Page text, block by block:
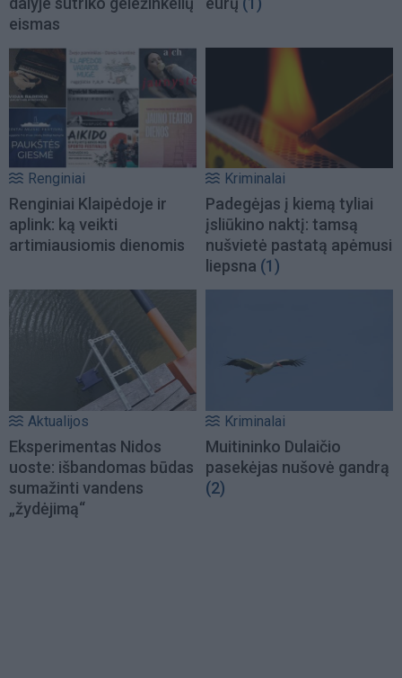
eismas
Renginiai
Renginiai Klaipėdoje ir
aplink: ką veikti
artimiausiomis dienomis
Kriminalai
Padegėjas į kiemą tyliai
įsliūkino naktį: tamsą
nušvietė pastatą apėmusi
liepsna (1)
Aktualijos
Eksperimentas Nidos
uoste: išbandomas būdas
sumažinti vandens
„žydėjimą“
Kriminalai
Muitininko Dulaičio
pasekėjas nušovė gandrą
(2)